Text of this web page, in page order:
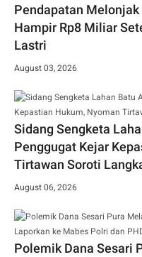
Pendapatan
Hampir Rp8 Miliar
Lastri
August 03, 2026
Sidang Sengketa
Penggugat Kejar
Tirtawan Soroti
August 06, 2026
Polemik Dana Sesari